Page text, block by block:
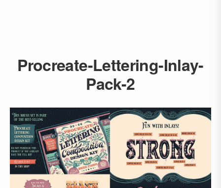
Procreate-Lettering-Inlay-
Pack-2